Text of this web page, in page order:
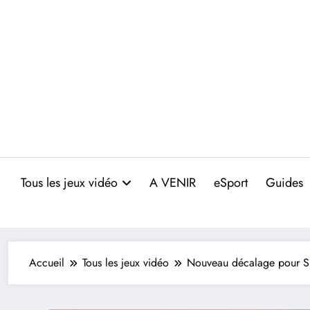
Tous les jeux vidéo A VENIR eSport Guides
Accueil Tous les jeux vidéo Nouveau décalage pour